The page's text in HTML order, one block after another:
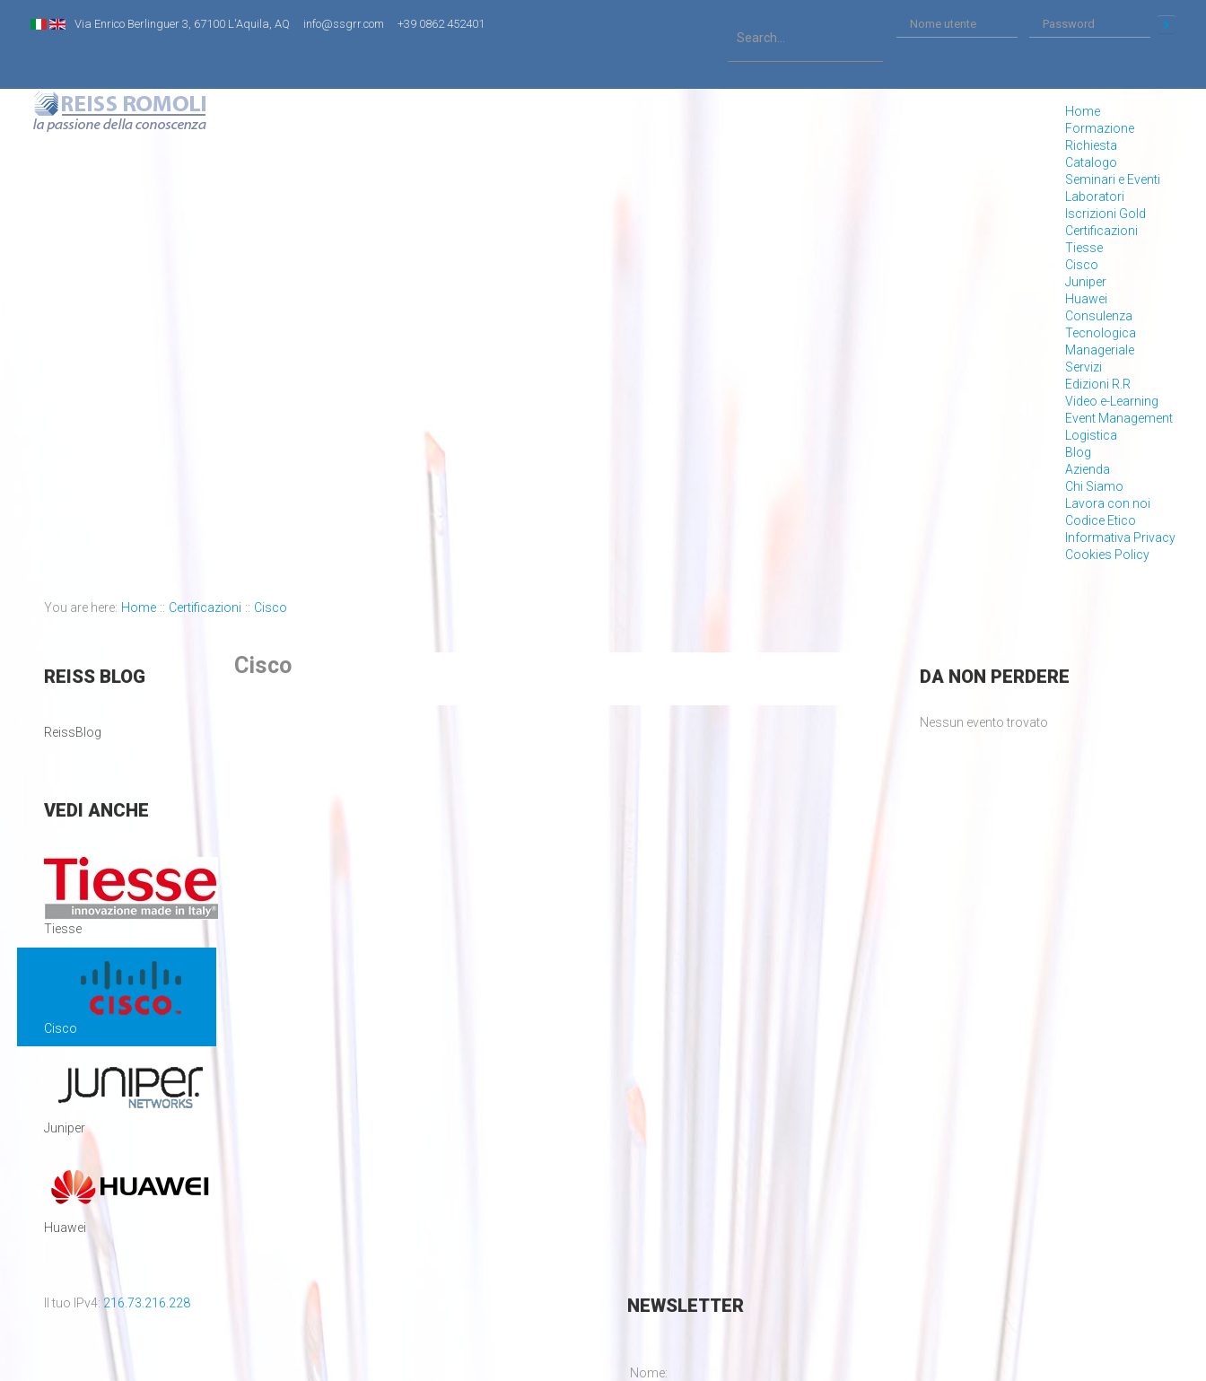
Via Enrico Berlinguer 3, 67100 L'Aquila, AQ info@ssgrr.com +39 0862 452401
Home
Formazione
Richiesta
Catalogo
Seminari e Eventi
Laboratori
Iscrizioni Gold
Certificazioni
Tiesse
Cisco
Juniper
Huawei
Consulenza
Tecnologica
Manageriale
Servizi
Edizioni R.R
Video e-Learning
Event Management
Logistica
Blog
Azienda
Chi Siamo
Lavora con noi
Codice Etico
Informativa Privacy
Cookies Policy
You are here: Home :: Certificazioni :: Cisco
Cisco
REISSBLOG
ReissBlog
VEDI ANCHE
Tiesse
Cisco
Juniper
Huawei
DANON PERDERE
Nessun evento trovato
Il tuo IPv4: 216.73.216.228 NEWSLETTER
Nome: